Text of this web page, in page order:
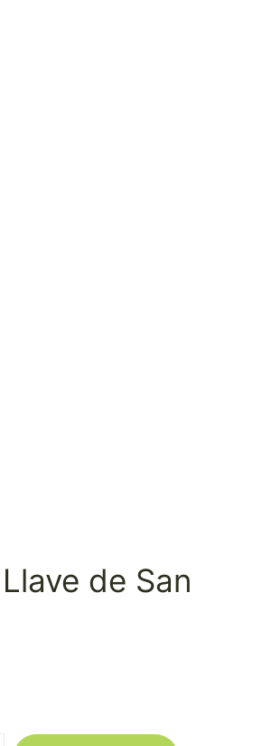
de San